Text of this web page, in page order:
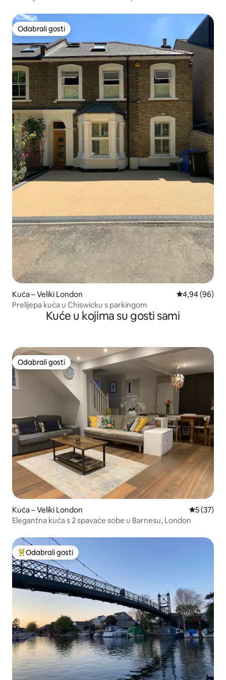
Odabrali gosti
Odabrali gosti
Kuća – Veliki London Prosječna
4,94 (96)
Prelijepa kuća u Chiswicku s parkingom
Kuće u kojima su gosti sami
Odabrali gosti
Odabrali gosti
Kuća – Veliki London Prosječna
5 (37)
Elegantna kuća s 2 spavaće sobe u Barnesu, London
Među najviše rangiranima s oznakom „Odabrali gosti”
Odabrali gosti